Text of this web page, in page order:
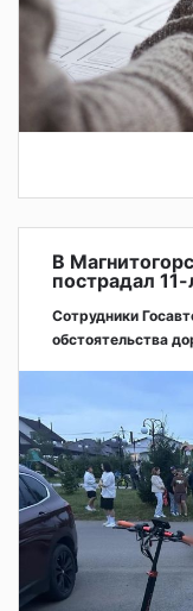
В
пострадал
Сотрудники
обстоятельства